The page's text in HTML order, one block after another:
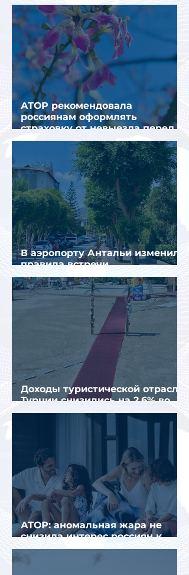
получения виз в Грецию
АТОР рекомендовала
россиянам оформлять
страховку от невыезда перед
поездкой в Грецию
В аэропорту Антальи изменили
правила встречи
организованных туристов
Доходы туристической отрасли
Турции снизились на 2,6% во
втором квартале 2026 года
АТОР: аномальная жара не
снизила интерес россиян к
летнему отдыху в Европе